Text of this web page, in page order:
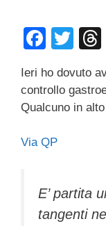
F
c
e
o
k
T
tt
er
Ieri ho dovuto
controllo
Qualcuno in
Via QP
E’ partita
tangenti